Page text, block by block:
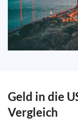
Geld in die
Vergleich